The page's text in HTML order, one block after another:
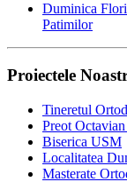
Duminica
Patimilor
Proiectele
Tineretul
Preot
Biserica USM
Localitatea
Masterate